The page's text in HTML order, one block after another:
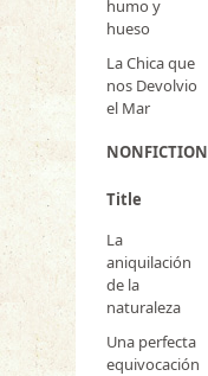
humo y
hueso
La Chica que
nos Devolvio
el Mar
NONFICTION
Title
La
aniquilación
de la
naturaleza
Una perfecta
equivocación